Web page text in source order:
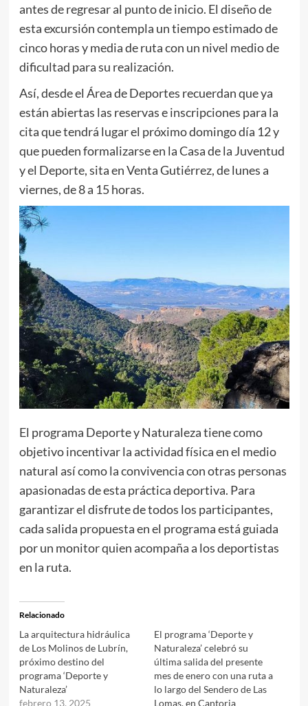
antes de regresar al punto de inicio. El diseño de
esta excursión contempla un tiempo estimado de
cinco horas y media de ruta con un nivel medio de
dificultad para su realización.
Así, desde el Área de Deportes recuerdan que ya
están abiertas las reservas e inscripciones para la
cita que tendrá lugar el próximo domingo día 12 y
que pueden formalizarse en la Casa de la Juventud
y el Deporte, sita en Venta Gutiérrez, de lunes a
viernes, de 8 a 15 horas.
El programa Deporte y Naturaleza tiene como
objetivo incentivar la actividad física en el medio
natural así como la convivencia con otras personas
apasionadas de esta práctica deportiva. Para
garantizar el disfrute de todos los participantes,
cada salida propuesta en el programa está guiada
por un monitor quien acompaña a los deportistas
en la ruta.
Relacionado
La arquitectura hidráulica
de Los Molinos de Lubrín,
próximo destino del
programa ‘Deporte y
Naturaleza’
febrero 13, 2025
El programa ‘Deporte y
Naturaleza’ celebró su
última salida del presente
mes de enero con una ruta a
lo largo del Sendero de Las
Lomas, en Cantoria